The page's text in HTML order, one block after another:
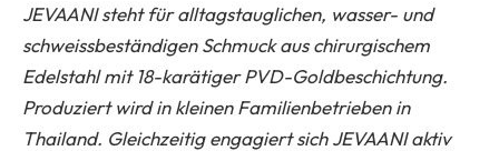
JEVAANI steht für alltagstauglichen, wasser- und
schweissbeständigen Schmuck aus chirurgischem
Edelstahl mit 18-karätiger PVD-Goldbeschichtung.
Produziert wird in kleinen Familienbetrieben in
Thailand. Gleichzeitig engagiert sich JEVAANI aktiv